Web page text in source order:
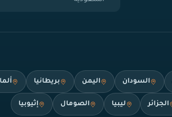
السودان اليمن بريطانيا
الجزائر ليبيا الصومال إثيوبيا